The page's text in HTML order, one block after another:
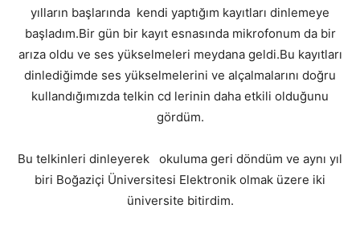
yılların başlarında kendi yaptığım kayıtları dinlemeye
başladım.Bir gün bir kayıt esnasında mikrofonum da bir
arıza oldu ve ses yükselmeleri meydana geldi.Bu kayıtları
dinlediğimde ses yükselmelerini ve alçalmalarını doğru
kullandığımızda telkin cd lerinin daha etkili olduğunu
gördüm.
Bu telkinleri dinleyerek okuluma geri döndüm ve aynı yıl
biri Boğaziçi Üniversitesi Elektronik olmak üzere iki
üniversite bitirdim.